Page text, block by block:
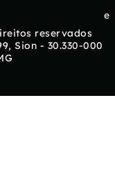
e
reservados
Sion - 30.330-000